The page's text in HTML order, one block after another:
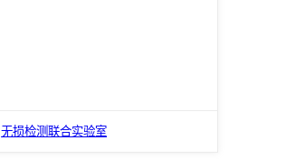
无损检测联合实验室